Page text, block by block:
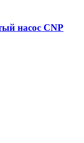
насос CNP